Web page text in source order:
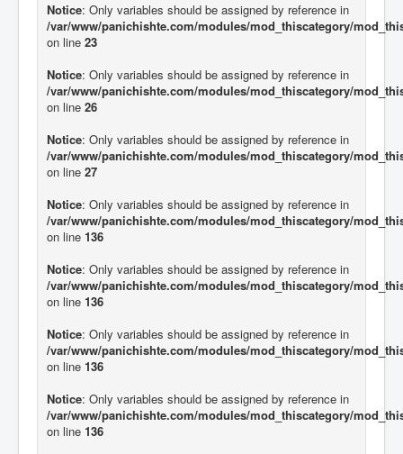
Notice: Only variables should be assigned by reference in
/var/www/panichishte.com/modules/mod_thiscategory/
on line 23
Notice: Only variables should be assigned by reference in
/var/www/panichishte.com/modules/mod_thiscategory/
on line 26
Notice: Only variables should be assigned by reference in
/var/www/panichishte.com/modules/mod_thiscategory/
on line 27
Notice: Only variables should be assigned by reference in
/var/www/panichishte.com/modules/mod_thiscategory/
on line 136
Notice: Only variables should be assigned by reference in
/var/www/panichishte.com/modules/mod_thiscategory/
on line 136
Notice: Only variables should be assigned by reference in
/var/www/panichishte.com/modules/mod_thiscategory/
on line 136
Notice: Only variables should be assigned by reference in
/var/www/panichishte.com/modules/mod_thiscategory/
on line 136